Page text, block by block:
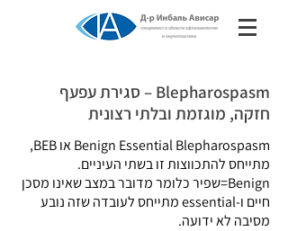
Blepharospasm – סגירת עפעף
חזקה, מוגזמת ובלתי רצונית
Benign Essential Blepharospasm או BEB,
מתייחס להתכווצות זו בשתי העיניים.
Benign=שפיר כלומר מדובר במצב שאינו מסכן
חיים ו-essential מתייחס לעובדה שזה נובע
מסיבה לא ידועה.